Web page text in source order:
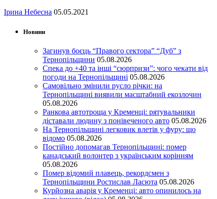
Ірина Небесна 05.05.2021
Новини
Загинув боєць “Правого сектора” “Дуб” з
Тернопільщини 05.08.2026
Спека до +40 та інші “сюрпризи”: чого чекати від
погоди на Тернопільщині 05.08.2026
Самовільно змінили русло річки: на
Тернопільщині виявили масштабний екозлочин
05.08.2026
Ранкова автотроща у Кременці: рятувальники
діставали людину з понівеченого авто 05.08.2026
На Тернопільщині легковик влетів у фуру: що
відомо 05.08.2026
Постійно допомагав Тернопільщині: помер
канадський волонтер з українським корінням
05.08.2026
Помер відомий плавець, рекордсмен з
Тернопільщини Ростислав Ласюта 05.08.2026
Курйозна аварія у Кременці: авто опинилось на